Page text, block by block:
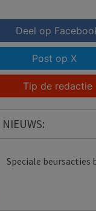
Deel op
Post op X
Tip de redactie
Speciale beursacties